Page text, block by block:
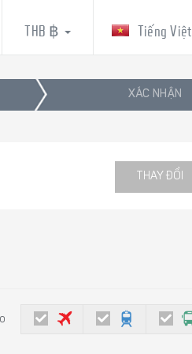
Tiếng Việt
THB ฿
XÁC NHẬN
THAY ĐỔI